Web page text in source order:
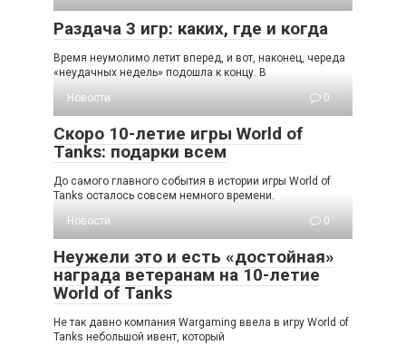
Раздача 3 игр: каких, где и когда
Время неумолимо летит вперед, и вот, наконец, череда
«неудачных недель» подошла к концу. В
Новости
0
Скоро 10-летие игры World of
Tanks: подарки всем
До самого главного события в истории игры World of
Tanks осталось совсем немного времени.
Новости
0
Неужели это и есть «достойная»
награда ветеранам на 10-летие
World of Tanks
Не так давно компания Wargaming ввела в игру World of
Tanks небольшой ивент, который